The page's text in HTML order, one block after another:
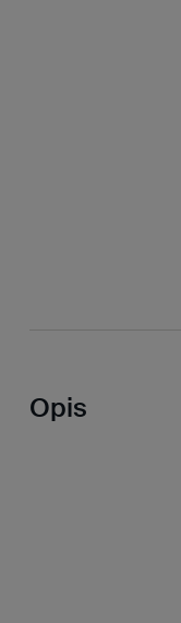
Opis